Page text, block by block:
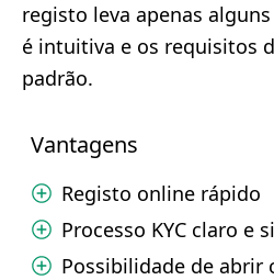
registo leva apenas
é intuitiva e os requisitos
padrão.
Vantagens
Registo online rápido
Processo KYC claro e
Possibilidade de abrir